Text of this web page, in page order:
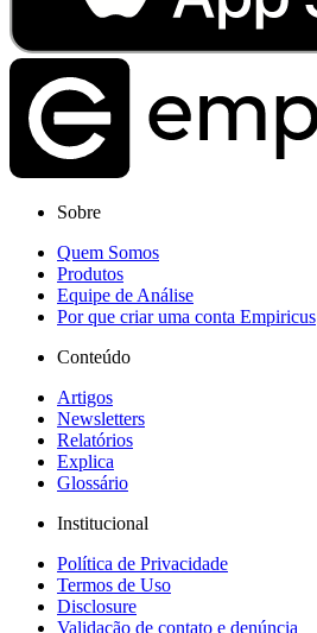
Sobre
Quem Somos
Produtos
Equipe de Análise
Por que criar uma conta Empiricus
Conteúdo
Artigos
Newsletters
Relatórios
Explica
Glossário
Institucional
Política de Privacidade
Termos de Uso
Disclosure
Validação de contato e denúncia